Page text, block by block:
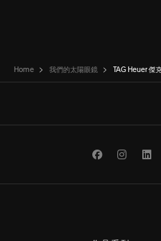
Home 我們的太陽眼鏡 TAG Heuer 傑
Facebook